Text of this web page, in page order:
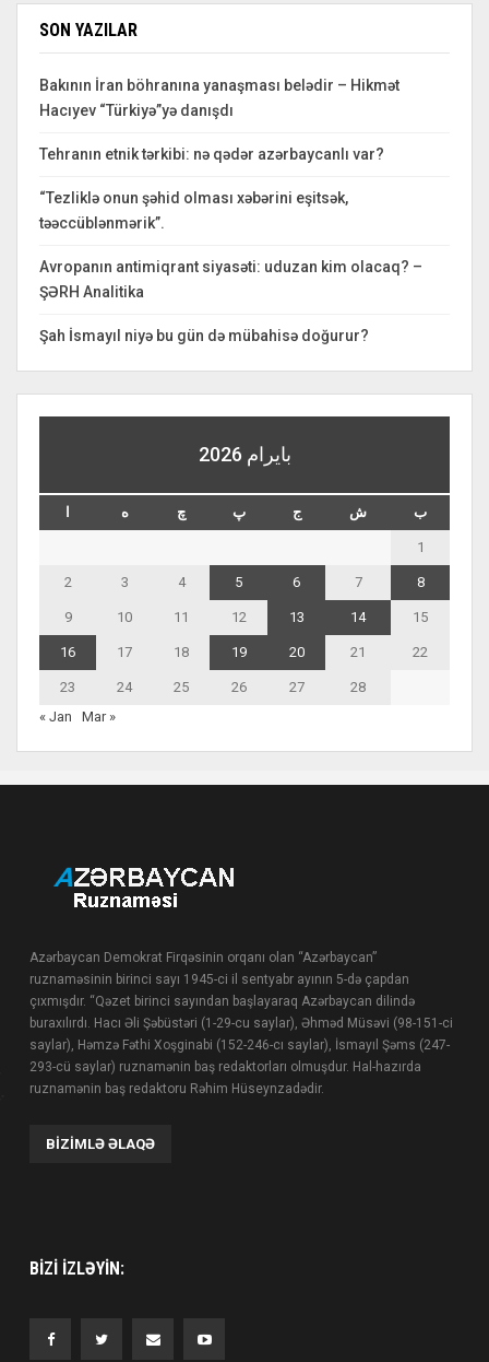
SON YAZILAR
Bakının İran böhranına yanaşması belədir – Hikmət
Hacıyev “Türkiyə”yə danışdı
Tehranın etnik tərkibi: nə qədər azərbaycanlı var?
“Tezliklə onun şəhid olması xəbərini eşitsək,
təəccüblənmərik”.
Avropanın antimiqrant siyasəti: uduzan kim olacaq? –
ŞƏRH Analitika
Şah İsmayıl niyə bu gün də mübahisə doğurur?
بايرام 2026
ه چ پ ج ش ب
1
2 3 4 5 6 7 8
9 10 11 12 13 14 15
16 17 18 19 20 21 22
23 24 25 26 27
28
« Jan
Mar »
Azərbaycan Demokrat Firqəsinin orqanı olan “Azərbaycan”
ruznaməsinin birinci sayı 1945-ci il sentyabr ayının 5-də çapdan
çıxmışdır. “Qəzet birinci sayından başlayaraq Azərbaycan dilində
buraxılırdı. Hacı Əli Şəbüstəri (1-29-cu saylar), Əhməd Müsəvi (98-151-ci
saylar), Həmzə Fəthi Xoşginabi (152-246-cı saylar), İsmayıl Şəms (247-
293-cü saylar) ruznamənin baş redaktorları olmuşdur. Hal-hazırda
ruznamənin baş redaktoru Rəhim Hüseynzadədir.
BIZIMLƏ ƏLAQƏ
BIZI IZLƏYIN: